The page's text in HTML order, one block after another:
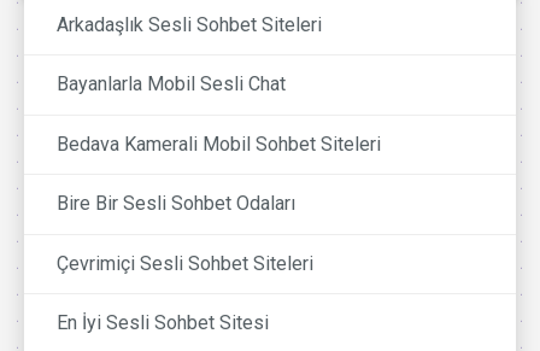
Arkadaşlık Sesli Sohbet Siteleri
Bayanlarla Mobil Sesli Chat
Bedava Kamerali Mobil Sohbet Siteleri
Bire Bir Sesli Sohbet Odaları
Çevrimiçi Sesli Sohbet Siteleri
En İyi Sesli Sohbet Sitesi